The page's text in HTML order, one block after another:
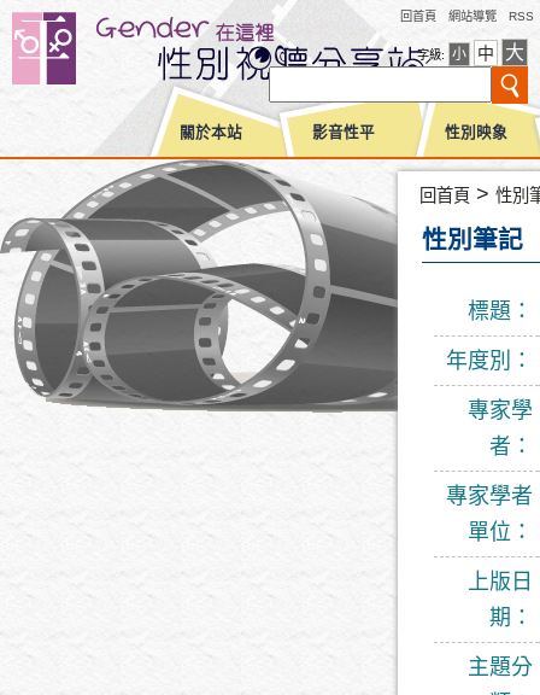
回首頁 網站導覽 RSS
字級: 小 中 大
關於本站 影音性平 性別映象
性別筆記
回首頁 > 性別
標題：
年度別：
專家學
者：
專家學者
單位：
上版日
期：
主題分